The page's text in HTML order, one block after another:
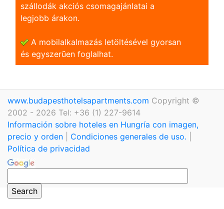
szállodák akciós csomagajánlatai a
legjobb árakon.
A mobilalkalmazás letöltésével gyorsan
és egyszerũen foglalhat.
www.budapesthotelsapartments.com Copyright ©
2002 - 2026 Tel: +36 (1) 227-9614
Información sobre hoteles en Hungría con imagen,
precio y orden
Condiciones generales de uso.
Política de privacidad